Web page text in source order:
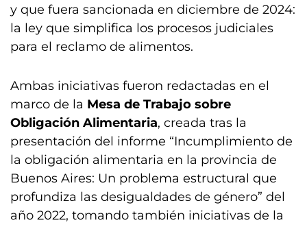
y que fuera sancionada en diciembre de 2024:
la ley que simplifica los procesos judiciales
para el reclamo de alimentos.
Ambas iniciativas fueron redactadas en el
marco de la Mesa de Trabajo sobre
Obligación Alimentaria, creada tras la
presentación del informe “Incumplimiento de
la obligación alimentaria en la provincia de
Buenos Aires: Un problema estructural que
profundiza las desigualdades de género” del
año 2022, tomando también iniciativas de la